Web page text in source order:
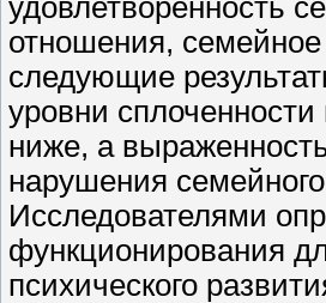
удовлетворенность
отношения,
следующие
уровни
ниже, а
нарушения
Исследователями
функционирования
психического